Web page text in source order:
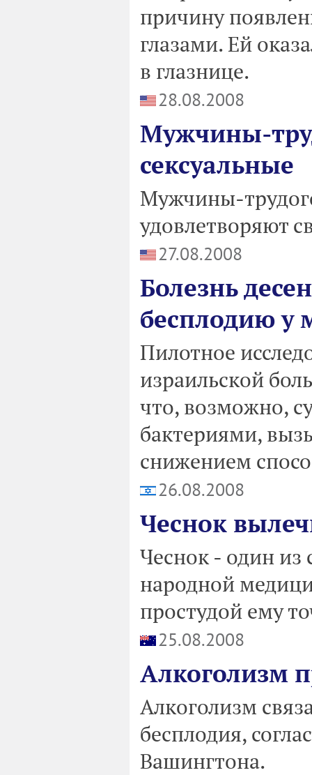
причину
глазами. Ей
в глазнице.
28.08.2008
Мужчины-
сексуальные
Мужчины-
удовлетворяют
27.08.2008
Болезнь
бесплодию у
Пилотное
израильской
что, возможно,
бактериями,
снижением
26.08.2008
Чеснок
Чеснок - один
народной
простудой ему
25.08.2008
Алкоголизм
Алкоголизм
бесплодия,
Вашингтона.